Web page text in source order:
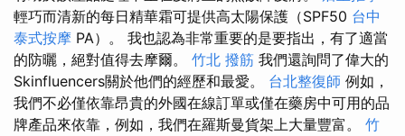
輕巧而清新的每日精華霜可提供高太陽保護（SPF50 台中
泰式按摩 PA）。 我也認為非常重要的是要指出，有了適當
的防曬，絕對值得去摩爾。 竹北 撥筋 我們還詢問了偉大的
Skinfluencers關於他們的經歷和最愛。 台北整復師 例如，
我們不必僅依靠昂貴的外國在線訂單或僅在藥房中可用的品
牌產品來依靠，例如，我們在羅斯曼貨架上大量豐富。 竹